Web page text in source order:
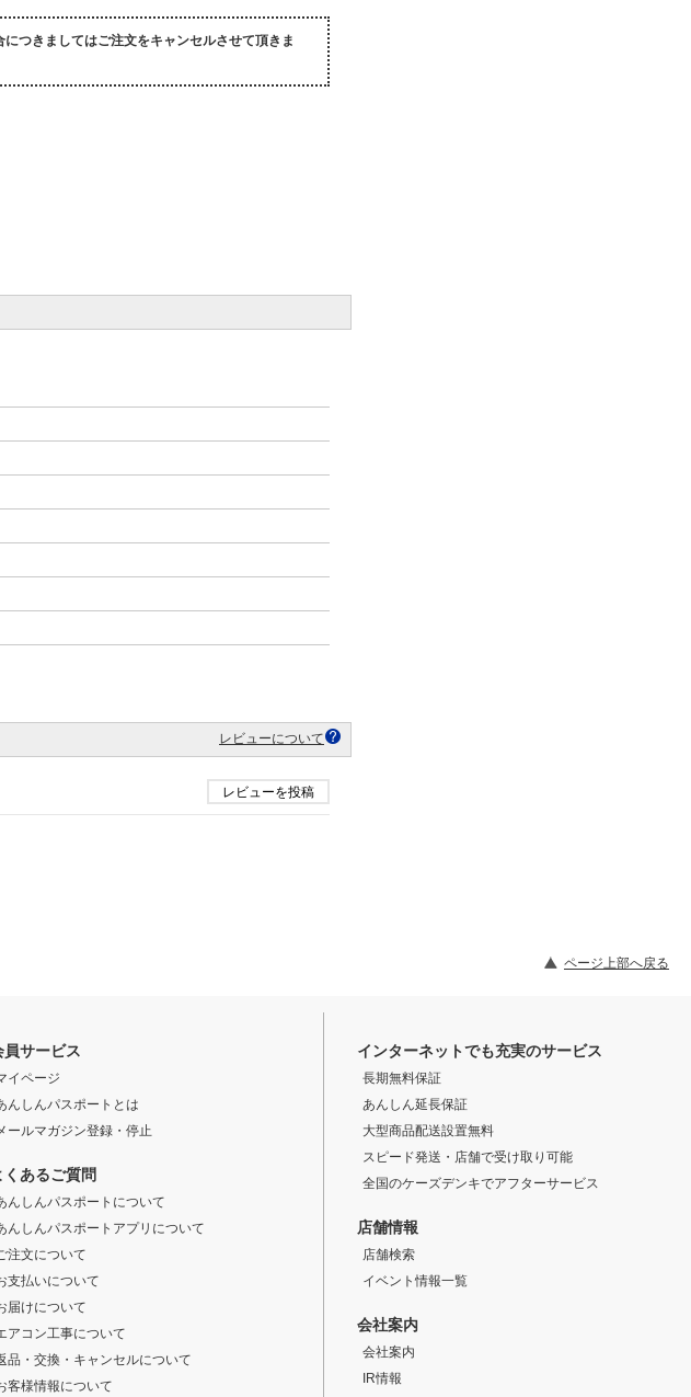
つきましてはご注文をキャンセルさせて頂きま
レビューについて
レビューを投稿
ページ上部へ戻る
員サービス
イページ
んしんパスポートとは
ールマガジン登録・停止
くあるご質問
んしんパスポートについて
んしんパスポートアプリについて
注文について
支払いについて
届けについて
アコン工事について
品・交換・キャンセルについて
客様情報について
インターネットでも充実のサービス
長期無料保証
あんしん延長保証
大型商品配送設置無料
スピード発送・店舗で受け取り可能
全国のケーズデンキでアフターサービス
店舗情報
店舗検索
イベント情報一覧
会社案内
会社案内
IR情報